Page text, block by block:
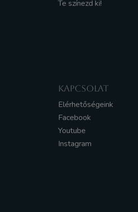
Te színezd ki!
KAPCSOLAT
Elérhetőségeink
Facebook
Youtube
Instagram